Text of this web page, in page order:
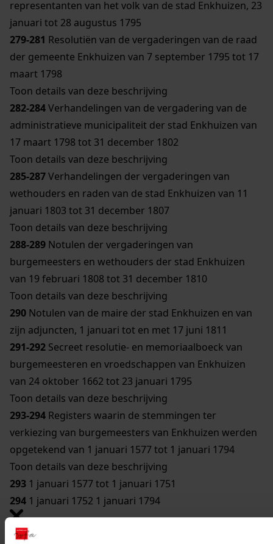
representanten van het volk van de stad Enkhuizen, 23
januari tot 28 augustus 1795
279-281 Resolutiën van de vergaderingen van de raad
der gemeente Enkhuizen van 7 september 1795 tot 17
maart 1798
Toon details van deze beschrijving
282-284Verhandelingen van de vergadering van de
administratieve municipaliteit der stad Enkhuizen van
17 maart 1798 tot 31 december 1802
Toon details van deze beschrijving
285-287Verhandelingen der vergaderingen van
wethouders en raden van de stad Enkhuizen van 11
januari 1803 tot 31 december 1807
Toon details van deze beschrijving
288-289 Notulen der vergaderingen van
burgemeesters en wethouders der stad Enkhuizen
van 19 februari 1808 tot 31 december 1810
Toon details van deze beschrijving
290 Notulen van de maire der stad Enkhuizen en van
zijn adjuncten, 1 januari tot en met 17 juni 1811
291-292 Secreet resolutie- en memoriaalboeck van
burgemeesteren en vroedschappen van Enkhuizen
van 24 oktober 1662 tot 23 januari 1795
Toon details van deze beschrijving
293-294 Registers waarin de stemmingen ter
verkiezing van burgemeesters van Enkhuizen werden
opgetekend van 1 januari 1577 tot 1 januari 1794
Toon details van deze beschrijving
293 1 januari 1577 tot 1 januari 1751
294 1 januari 1752 1 januari 1794
0120 Oud archief stad Enkhuizen